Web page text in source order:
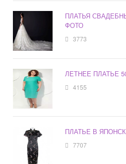
ПЛАТЬЯ
ФОТО
3773
ЛЕТНЕЕ ПЛАТЬЕ
4155
ПЛАТЬЕ В
7707